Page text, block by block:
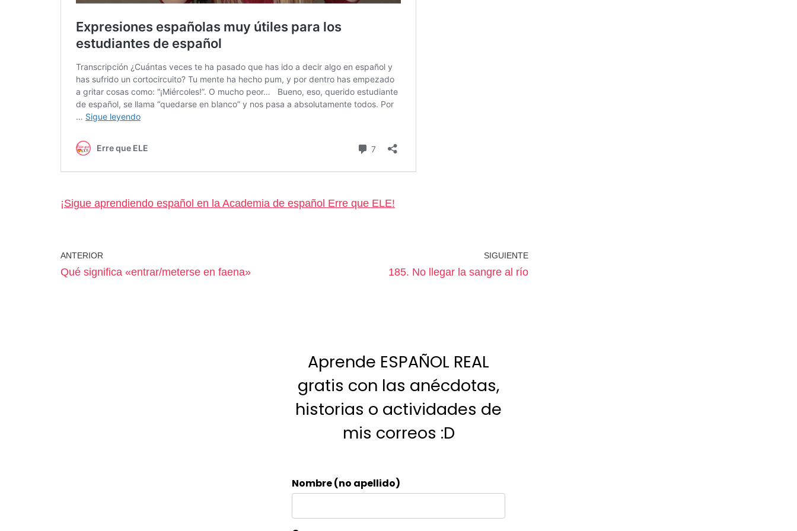
¡Sigue aprendiendo español en la Academia de español Erre que ELE!
ANTERIOR
Qué significa «entrar/meterse en faena»
SIGUIENTE
185. No llegar la sangre al río
Aprende ESPAÑOL REAL
gratis con las anécdotas,
historias o actividades de
mis correos :D
Nombre (no apellido)